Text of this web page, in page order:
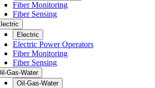
Fiber Monitoring
Fiber Sensing
Electric
Electric Power Operators
Fiber Monitoring
Fiber Sensing
Gas-Water
Oil-Gas-Water